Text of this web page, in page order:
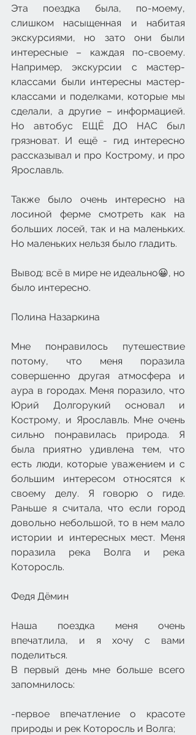
Эта поездка была, по-моему,
слишком насыщенная и набитая
экскурсиями, но зато они были
интересные – каждая по-своему.
Например, экскурсии с мастер-
классами были интересны мастер-
классами и поделками, которые мы
сделали, а другие – информацией.
Но автобус ЕЩЁ ДО НАС был
грязноват. И ещё - гид интересно
рассказывал и про Кострому, и про
Ярославль.
Также было очень интересно на
лосиной ферме смотреть как на
больших лосей, так и на маленьких.
Но маленьких нельзя было гладить.
Вывод: всё в мире не идеально😀, но
было интересно.
Полина Назаркина
Мне понравилось путешествие
потому, что меня поразила
совершенно другая атмосфера и
аура в городах. Меня поразило, что
Юрий Долгорукий основал и
Кострому, и Ярославль. Мне очень
сильно понравилась природа. Я
была приятно удивлена тем, что
есть люди, которые уважением и с
большим интересом относятся к
своему делу. Я говорю о гиде.
Раньше я считала, что если город
довольно небольшой, то в нем мало
истории и интересных мест. Меня
поразила река Волга и река
Которосль.
Федя Дёмин
Наша поездка меня очень
впечатлила, и я хочу с вами
поделиться.
В первый день мне больше всего
запомнилось:
-первое впечатление о красоте
природы и рек Которосль и Волга;